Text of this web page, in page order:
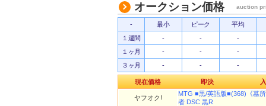
オークション価格 auction
- 最小 ピーク
平均
１週間
- -
-
１ヶ月
- -
-
３ヶ月
- - -
現在価格 即決
ヤフオク!
MTG ■黒/英語版■(368)《墓
者 DSC 黒R